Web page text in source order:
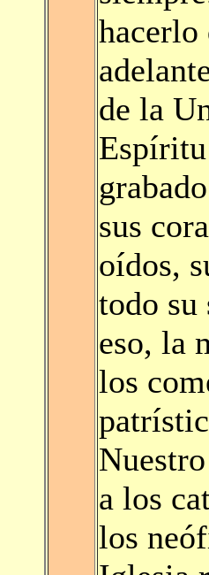
hacerlo
de la
sus
oídos,
todo
eso, la
los
a los
los